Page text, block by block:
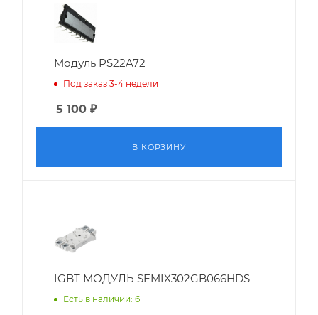
Модуль PS22A72
Под заказ 3-4 недели
5 100 ₽
В КОРЗИНУ
IGBT МОДУЛЬ SEMIX302GB066HDS
Есть в наличии: 6